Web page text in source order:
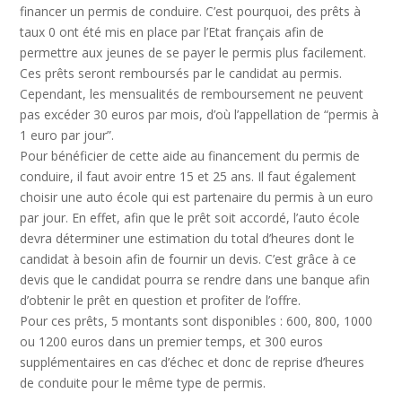
financer un permis de conduire. C’est pourquoi, des prêts à
taux 0 ont été mis en place par l’Etat français afin de
permettre aux jeunes de se payer le permis plus facilement.
Ces prêts seront remboursés par le candidat au permis.
Cependant, les mensualités de remboursement ne peuvent
pas excéder 30 euros par mois, d’où l’appellation de “permis à
1 euro par jour”.
Pour bénéficier de cette aide au financement du permis de
conduire, il faut avoir entre 15 et 25 ans. Il faut également
choisir une auto école qui est partenaire du permis à un euro
par jour. En effet, afin que le prêt soit accordé, l’auto école
devra déterminer une estimation du total d’heures dont le
candidat à besoin afin de fournir un devis. C’est grâce à ce
devis que le candidat pourra se rendre dans une banque afin
d’obtenir le prêt en question et profiter de l’offre.
Pour ces prêts, 5 montants sont disponibles : 600, 800, 1000
ou 1200 euros dans un premier temps, et 300 euros
supplémentaires en cas d’échec et donc de reprise d’heures
de conduite pour le même type de permis.